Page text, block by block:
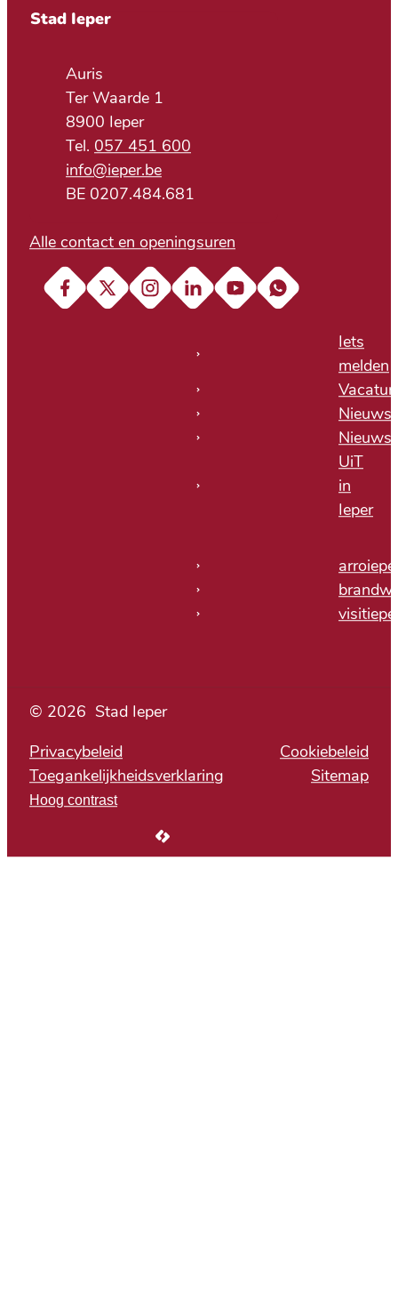
Contact & openingsuren
Stad Ieper
AdresAuris
Ter Waarde 1
,8900 Ieper
057 451 600
E-mailinfo@ieper.be
BTW nr.BE 0207.484.681
Alle contact en openingsuren
Iets
melden
Nieuws
UiT
in
Ieper
FacebookX (Twitter)InstagramLinkedInYouTubeSoundcloud
© 2026 Stad Ieper
Privacybeleid
Cookiebeleid
Toegankelijkheidsverklaring
Sitemap
Hoog contrast